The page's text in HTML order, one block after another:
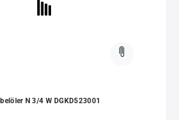
N 3/4 W DGKD523001